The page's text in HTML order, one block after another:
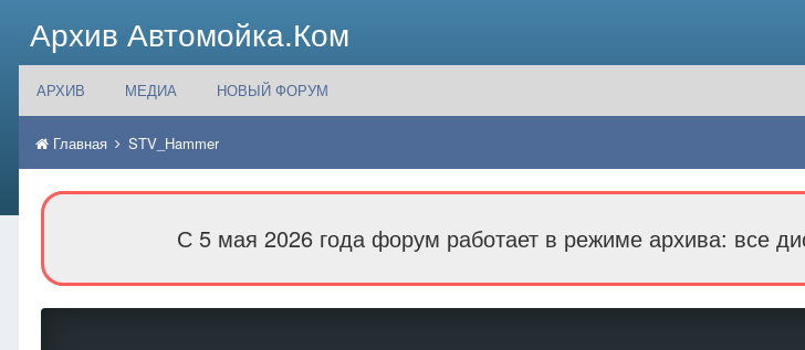
Архив Автомойка.Ком
АРХИВ МЕДИА НОВЫЙ ФОРУМ
Главная STV_Hammer
С 5 мая 2026 года форум работает в режиме архива: все